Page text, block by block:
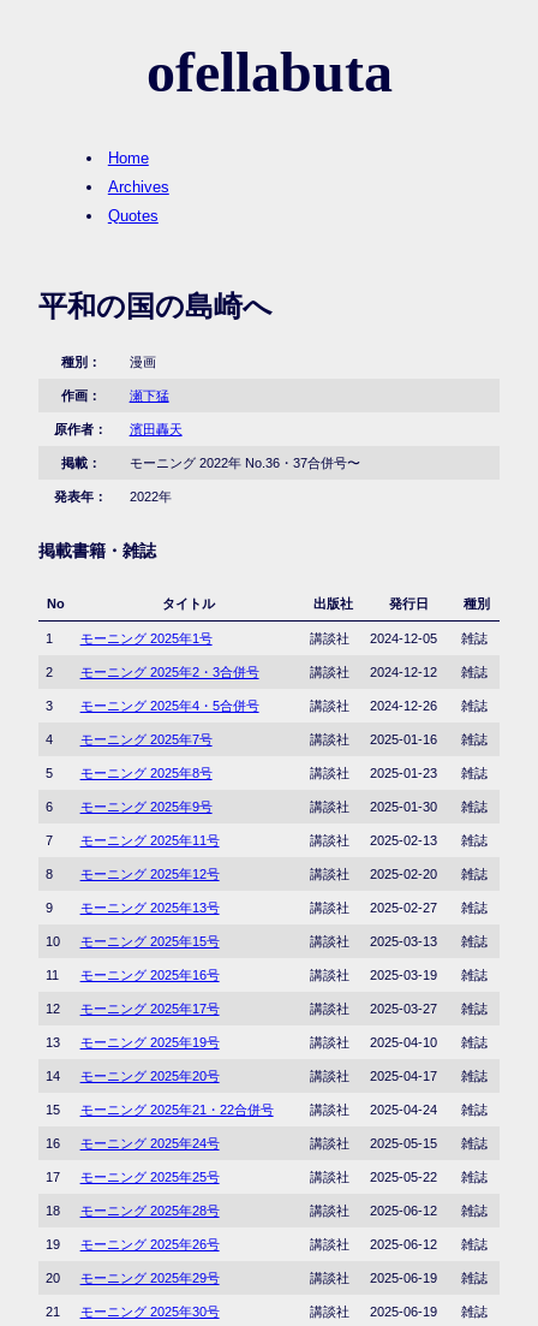
ofellabuta
Home
Archives
Quotes
平和の国の島崎へ
種別： 漫画
作画： 瀬下猛
原作者： 濱田轟天
掲載： モーニング 2022年 No.36・37合併号〜
発表年： 2022年
掲載書籍・雑誌
No タイトル 出版社 発行日 種別
1 モーニング 2025年1号 講談社 2024-12-05 雑誌
2 モーニング 2025年2・3合併号 講談社 2024-12-12 雑誌
3 モーニング 2025年4・5合併号 講談社 2024-12-26 雑誌
4 モーニング 2025年7号 講談社 2025-01-16 雑誌
5 モーニング 2025年8号 講談社 2025-01-23 雑誌
6 モーニング 2025年9号 講談社 2025-01-30 雑誌
7 モーニング 2025年11号 講談社 2025-02-13 雑誌
8 モーニング 2025年12号 講談社 2025-02-20 雑誌
9 モーニング 2025年13号 講談社 2025-02-27 雑誌
10 モーニング 2025年15号 講談社 2025-03-13 雑誌
11 モーニング 2025年16号 講談社 2025-03-19 雑誌
12 モーニング 2025年17号 講談社 2025-03-27 雑誌
13 モーニング 2025年19号 講談社 2025-04-10 雑誌
14 モーニング 2025年20号 講談社 2025-04-17 雑誌
15 モーニング 2025年21・22合併号 講談社 2025-04-24 雑誌
16 モーニング 2025年24号 講談社 2025-05-15 雑誌
17 モーニング 2025年25号 講談社 2025-05-22 雑誌
18 モーニング 2025年28号 講談社 2025-06-12 雑誌
19 モーニング 2025年26号 講談社 2025-06-12 雑誌
20 モーニング 2025年29号 講談社 2025-06-19 雑誌
21 モーニング 2025年30号 講談社 2025-06-19 雑誌